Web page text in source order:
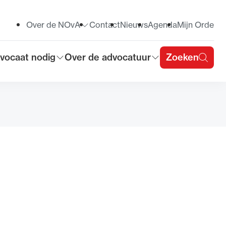
submenu voor
nodig
Toon submenu voor
Over de advocatuur Zoeken
Toon submenu voor
Over de NOvA ContactNieuwsAgendaMijn Orde